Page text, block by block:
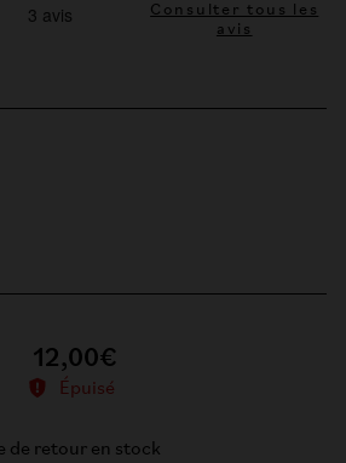
Consulter tous les
avis
12,00€
Épuisé
de retour en stock